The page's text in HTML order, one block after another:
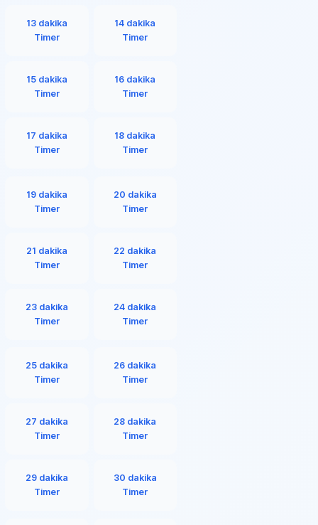
13 dakika
Timer
14 dakika
Timer
15 dakika
Timer
16 dakika
Timer
17 dakika
Timer
18 dakika
Timer
19 dakika
Timer
20 dakika
Timer
21 dakika
Timer
22 dakika
Timer
23 dakika
Timer
24 dakika
Timer
25 dakika
Timer
26 dakika
Timer
27 dakika
Timer
28 dakika
Timer
29 dakika
Timer
30 dakika
Timer